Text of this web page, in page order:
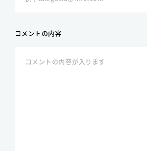
コメントの内容